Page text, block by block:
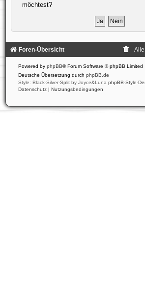
möchtest?
Foren-Übersicht
Powered by phpBB® Forum Software © phpBB Limited
Deutsche Übersetzung durch phpBB.de
Style: Black-Silver-Split by Joyce&Luna phpBB-Style-
Datenschutz | Nutzungsbedingungen